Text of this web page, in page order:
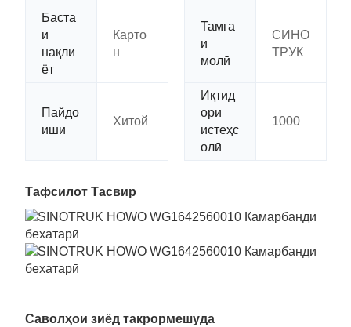
Баста
и
нақли
ёт
Карто
н
Тамға
и
молӣ
СИНО
ТРУК
Пайдо
иши
Хитой
Иқтид
ори
истеҳс
олӣ
1000
Тафсилот Тасвир
Саволҳои зиёд такрормешуда